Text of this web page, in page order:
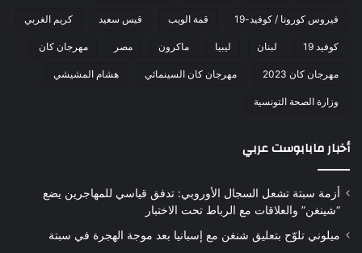
فيروس كورونا / كوفيد-19 قمة الويب قيس سعيد كريم الغربي
كوفيد 19 لبنان ليبيا ماكرون مصر مهرجان كان
مهرجان كان 2023 مهرجان كان السينمائي هشام المشيشي
وزارة الصحة التونسية
أخبار مابابوست عربي
أزمة سبتة تشعل السجال الأوروبي: تدفق قياسي للمهاجرين يضع
“شينغن” والعلاقات مع الرباط تحت الاختبار
ميلوني تلوّح بتعليق شنغن مع إسبانيا بعد موجة الهجرة في سبتة